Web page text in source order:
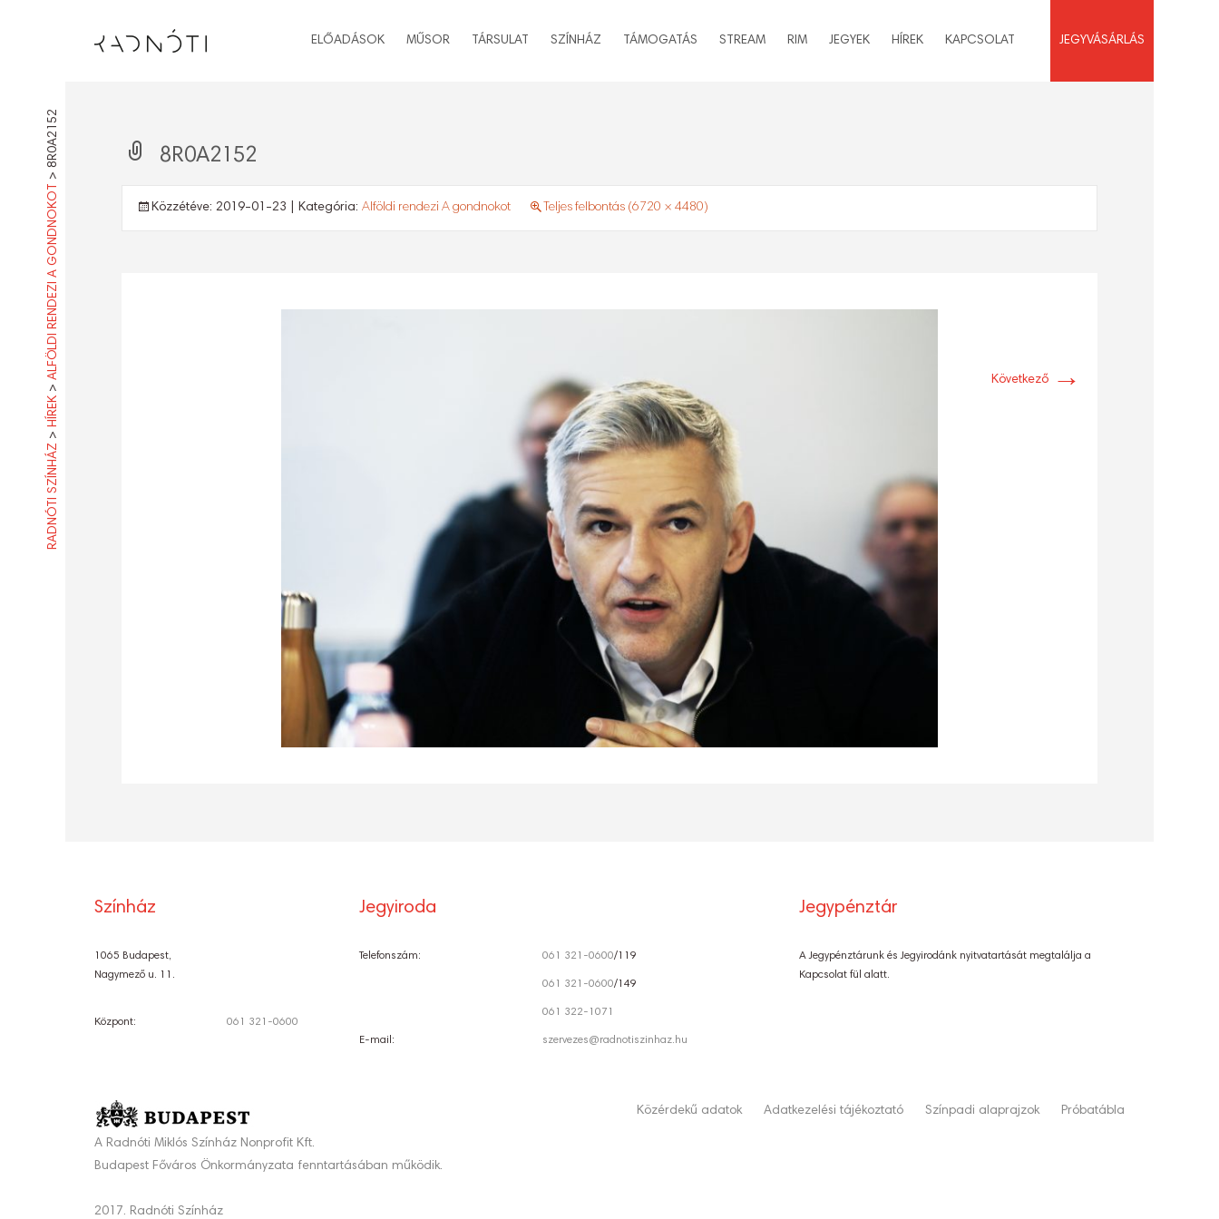
ELŐADÁSOK MŰSOR TÁRSULAT SZÍNHÁZ TÁMOGATÁS STREAM RIM JEGYEK HÍREK KAPCSOLAT JEGYVÁSÁRLÁS
RADNÓTI SZÍNHÁZ
>
HÍREK
>
ALFÖLDI RENDEZI A GONDNOKOT
>
8R0A2152 8R0A2152
Közzétéve: 2019-01-23 | Kategória: Alföldi rendezi A gondnokot Teljes felbontás (6720 × 4480)
Következő →
Színház
1065 Budapest,
Nagymező u. 11.
Központ: 061 321-0600
Jegyiroda
Telefonszám: 061 321-0600/119
061 321-0600/149
061 322-1071
E-mail: szervezes@radnotiszinhaz.hu
Jegypénztár
A Jegypénztárunk és Jegyirodánk nyitvatartását megtalálja a
Kapcsolat fül alatt.
A Radnóti Miklós Színház Nonprofit Kft.
Budapest Főváros Önkormányzata fenntartásában működik.
2017. Radnóti Színház
Közérdekű adatok Adatkezelési tájékoztató Színpadi alaprajzok Próbatábla